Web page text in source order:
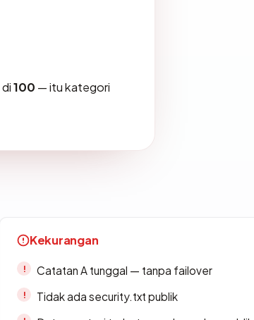
di100 — itu kategori
Kekurangan
Catatan A tunggal — tanpa failover
Tidak ada security.txt publik